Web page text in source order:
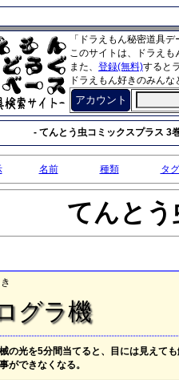
「ドラえもん秘密道具
このサイトは、ドラえ
また、 登録(無料)すると
ドラえもん好きのみん
アカウント
- てんとう虫コミックスプラス 3
名前 種類 タグ
てんと
グラ機
の光を5分間当てると、目には見えて
ができなくなる。